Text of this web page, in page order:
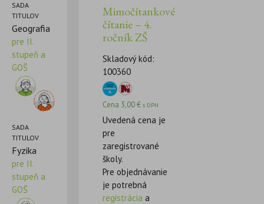
SADA
TITULOV
Geografia
pre II.
stupeň a
GOŠ
SADA
TITULOV
Fyzika
pre II.
stupeň a
GOŠ
Mimočítankové
čítanie – 4.
ročník ZŠ
Skladový kód:
100360
Cena 3,00€ s DPH
Uvedená cena je
pre
zaregistrované
školy.
Pre objednávanie
je potrebná
registrácia a